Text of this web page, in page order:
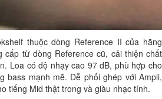
thuộc dòng Reference II của hãng
cấp từ dòng Reference cũ, cải thiện chất
Loa có độ nhạy cao 97 dB, phù hợp cho
bass mạnh mẽ. Dễ phối ghép với Ampli,
tiếng Mid thật trong và giàu nhạc tính.